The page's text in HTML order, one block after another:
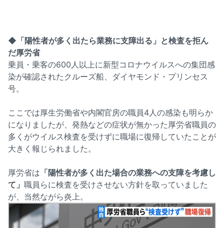
◆「陽性者が多く出たら業務に支障出る」と検査を拒ん
だ厚労省
乗員・乗客の600人以上に新型コロナウイルスへの集団感
染が確認されたクルーズ船、ダイヤモンド・プリンセス
号。
ここでは厚生労働省や内閣官房の職員4人の感染も明らか
になりましたが、発熱などの症状が無かった厚労省職員の
多くがウイルス検査を受けずに職場に復帰していたことが
大きく報じられました。
厚労省は 「陽性者が多く出た場合の業務への支障を考慮し
て」 職員らに検査を受けさせない方針を取っていました
が、当然ながら炎上。